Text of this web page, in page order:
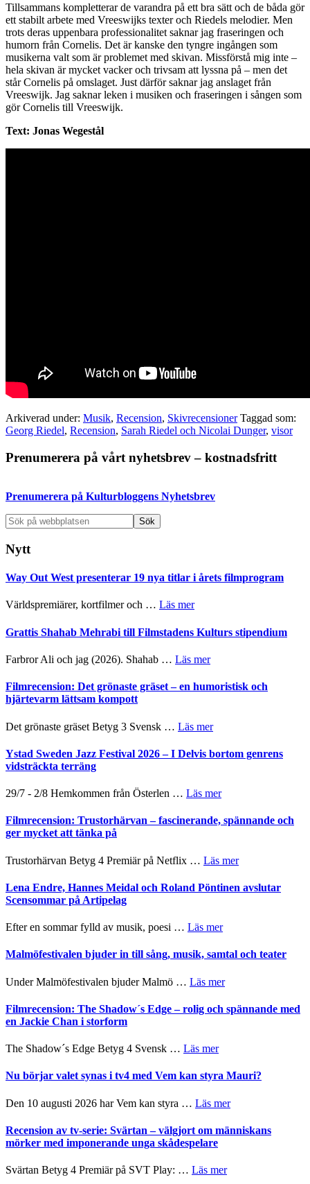
Tillsammans kompletterar de varandra på ett bra sätt och de båda gör
ett stabilt arbete med Vreeswijks texter och Riedels melodier. Men
trots deras uppenbara professionalitet saknar jag fraseringen och
humorn från Cornelis. Det är kanske den tyngre ingången som
musikerna valt som är problemet med skivan. Missförstå mig inte –
hela skivan är mycket vacker och trivsam att lyssna på – men det
står Cornelis på omslaget. Just därför saknar jag anslaget från
Vreeswijk. Jag saknar leken i musiken och fraseringen i sången som
gör Cornelis till Vreeswijk.
Text: Jonas Wegestål
Arkiverad under: Musik, Recension, Skivrecensioner Taggad som:
Georg Riedel, Recension, Sarah Riedel och Nicolai Dunger, visor
Primärt
Prenumerera på vårt nyhetsbrev – kostnadsfritt
Prenumerera på Kulturbloggens Nyhetsbrev
Sök
på
webbplatsen
Nytt
Way Out West presenterar 19 nya titlar i årets filmprogram
Världspremiärer, kortfilmer och … Läs merom
Out
19
titlar
filmprogram
Grattis Shahab Mehrabi till Filmstadens Kulturs stipendium
Farbror Ali och jag (2026). Shahab … Läs merom
Shahab
Kulturs
Filmrecension: Det grönaste gräset – en humoristisk och
hjärtevarm lättsam kompott
Det grönaste gräset Betyg 3 Svensk … Läs merom
Det
grönaste
en
och
kompott
Ystad Sweden Jazz Festival 2026 – I Delvis bortom genrens
vidsträckta terräng
29/7 - 2/8 Hemkommen från Österlen … Läs merom
Sweden
Jazz
–
Delvis
vidsträckta
Filmrecension: Trustorhärvan – fascinerande, spännande och
ger mycket att tänka på
Trustorhärvan Betyg 4 Premiär på Netflix … Läs merom
Trustorhärvan
mycket
Lena Endre, Hannes Meidal och Roland Pöntinen avslutar
Scensommar på Artipelag
Efter en sommar fylld av musik, poesi … Läs merom
Endre,
och
Pöntinen
Malmöfestivalen bjuder in till sång, musik, samtal och teater
Under Malmöfestivalen bjuder Malmö … Läs merom
bjuder
in
och
Filmrecension: The Shadow´s Edge – rolig och spännande med
en Jackie Chan i storform
The Shadow´s Edge Betyg 4 Svensk … Läs merom
The
Edge
rolig
med
Nu börjar valet synas i tv4 med Vem kan styra Mauri?
Den 10 augusti 2026 har Vem kan styra … Läs merom
börjar
Recension av tv-serie: Svärtan – välgjort om människans
mörker med imponerande unga skådespelare
Svärtan Betyg 4 Premiär på SVT Play: … Läs merom